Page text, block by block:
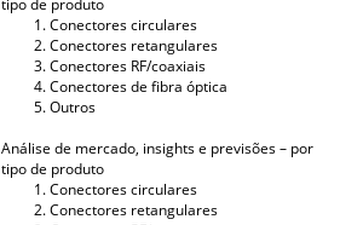
Conectores circulares
Conectores retangulares
Conectores RF/coaxiais
Conectores de fibra óptica
Outros
Análise de mercado, insights e previsões – por
tipo de produto
Conectores circulares
Conectores retangulares